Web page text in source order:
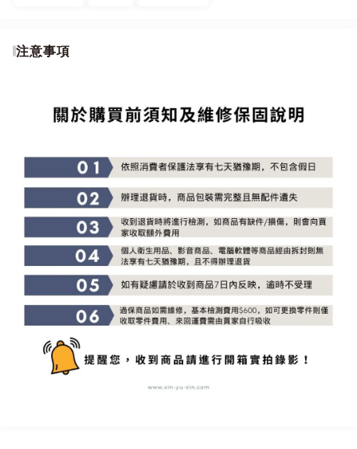
Type-C孔輸入：5V⎓1A同時Type-C自帶線輸出5V⎓0.5A
額定容量：Type-C孔/Type-C自帶線：5V⎓6200mAH,
9V⎓3325mAH,12V⎓2375mAH
最大輸出功率：20W
NCC字號：CCAP24LP0680T1
BSMI字號：R54515
外包裝尺寸：11 × 3.1 × 18重：0.25kg
📍購買商品注意事項📍
注意事項